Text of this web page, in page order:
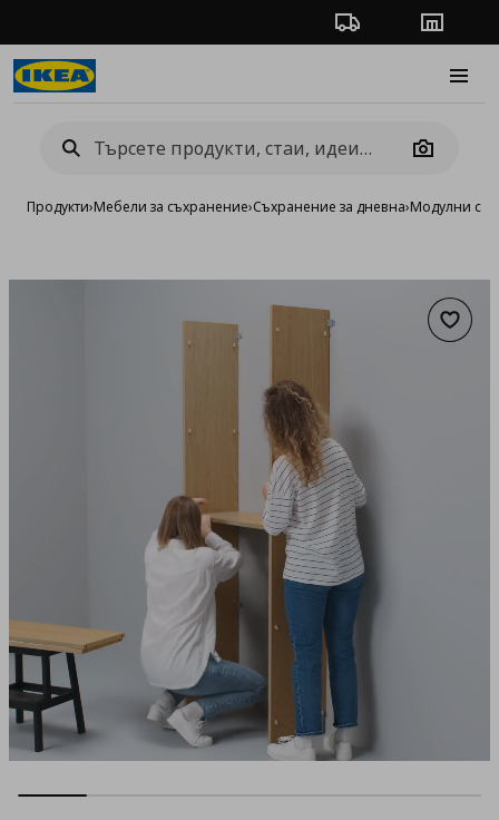
Проследяване на
Camera
Продукти›Мебели за съхранение›Съхранение за дневна›Модулни